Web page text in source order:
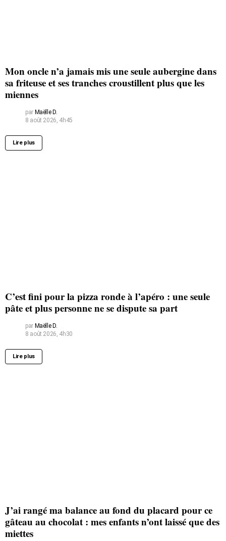
Mon oncle n’a jamais mis une seule aubergine dans
sa friteuse et ses tranches croustillent plus que les
miennes
par Maëlle D.
8 août 2026, 4h45
Lire plus
C’est fini pour la pizza ronde à l’apéro : une seule
pâte et plus personne ne se dispute sa part
par Maëlle D.
8 août 2026, 4h30
Lire plus
J’ai rangé ma balance au fond du placard pour ce
gâteau au chocolat : mes enfants n’ont laissé que des
miettes